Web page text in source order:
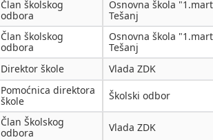
Član školskog
odbora
Osnovna škola
Tešanj
Član školskog
odbora
Osnovna škola
Tešanj
Direktor škole Vlada ZDK
Pomoćnica direktora
škole
Školski odbor
Član Školskog
odbora
Vlada ZDK